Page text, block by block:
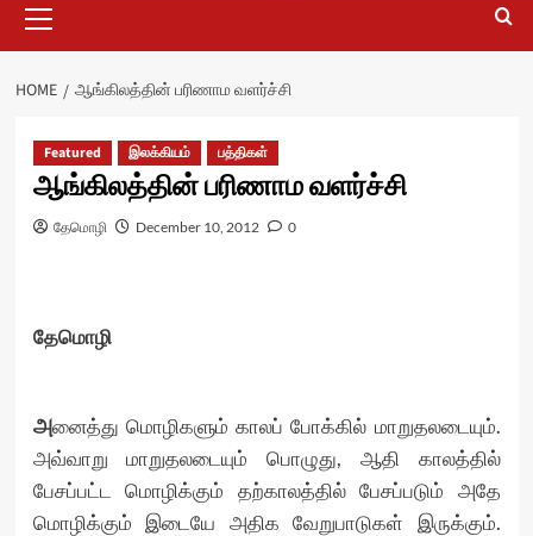
Menu
HOME ஆங்கிலத்தின் பரிணாம வளர்ச்சி
Featured இலக்கியம் பத்திகள்
ஆங்கிலத்தின் பரிணாம வளர்ச்சி
தேமொழி December 10, 2012 0
தேமொழி
அனைத்து மொழிகளும் காலப் போக்கில் மாறுதலடையும்.
அவ்வாறு மாறுதலடையும் பொழுது, ஆதி காலத்தில்
பேசப்பட்ட மொழிக்கும் தற்காலத்தில் பேசப்படும் அதே
மொழிக்கும் இடையே அதிக வேறுபாடுகள் இருக்கும்.